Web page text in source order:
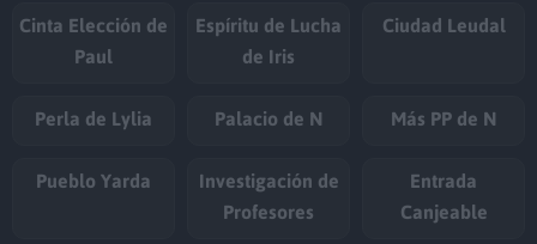
Cinta Elección de
Paul
Espíritu de Lucha
de Iris
Ciudad Leudal
Perla de Lylia Palacio de N Más PP de N
Pueblo Yarda
Investigación de
Profesores
Entrada
Canjeable